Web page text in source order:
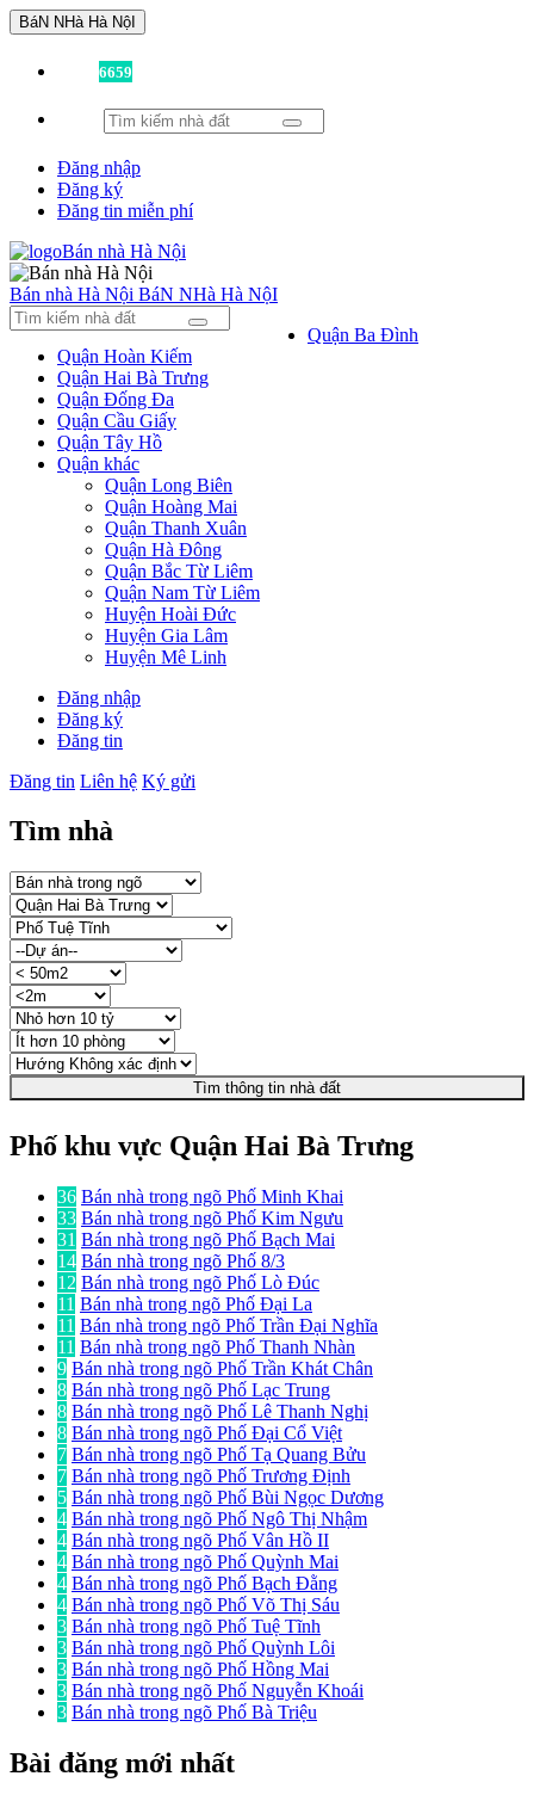
BáN NHà Hà NộI
6659
Đăng nhập
Đăng ký
Đăng tin miễn phí
Bán nhà Hà Nội BáN NHà Hà NộI
Quận Ba Đình
Quận Hoàn Kiếm
Quận Hai Bà Trưng
Quận Đống Đa
Quận Cầu Giấy
Quận Tây Hồ
Quận khác
Quận Long Biên
Quận Hoàng Mai
Quận Thanh Xuân
Quận Hà Đông
Quận Bắc Từ Liêm
Quận Nam Từ Liêm
Huyện Hoài Đức
Huyện Gia Lâm
Huyện Mê Linh
Đăng nhập
Đăng ký
Đăng tin
Đăng tin Liên hệ Ký gửi
Tìm nhà
Tìm thông tin nhà đất
Phố khu vực Quận Hai Bà Trưng
36 Bán nhà trong ngõ Phố Minh Khai
33 Bán nhà trong ngõ Phố Kim Ngưu
31 Bán nhà trong ngõ Phố Bạch Mai
14 Bán nhà trong ngõ Phố 8/3
12 Bán nhà trong ngõ Phố Lò Đúc
11 Bán nhà trong ngõ Phố Đại La
11 Bán nhà trong ngõ Phố Trần Đại Nghĩa
11 Bán nhà trong ngõ Phố Thanh Nhàn
9 Bán nhà trong ngõ Phố Trần Khát Chân
8 Bán nhà trong ngõ Phố Lạc Trung
8 Bán nhà trong ngõ Phố Lê Thanh Nghị
8 Bán nhà trong ngõ Phố Đại Cổ Việt
7 Bán nhà trong ngõ Phố Tạ Quang Bửu
7 Bán nhà trong ngõ Phố Trương Định
5 Bán nhà trong ngõ Phố Bùi Ngọc Dương
4 Bán nhà trong ngõ Phố Ngô Thị Nhậm
4 Bán nhà trong ngõ Phố Vân Hồ II
4 Bán nhà trong ngõ Phố Quỳnh Mai
4 Bán nhà trong ngõ Phố Bạch Đằng
4 Bán nhà trong ngõ Phố Võ Thị Sáu
3 Bán nhà trong ngõ Phố Tuệ Tĩnh
3 Bán nhà trong ngõ Phố Quỳnh Lôi
3 Bán nhà trong ngõ Phố Hồng Mai
3 Bán nhà trong ngõ Phố Nguyễn Khoái
3 Bán nhà trong ngõ Phố Bà Triệu
Bài đăng mới nhất